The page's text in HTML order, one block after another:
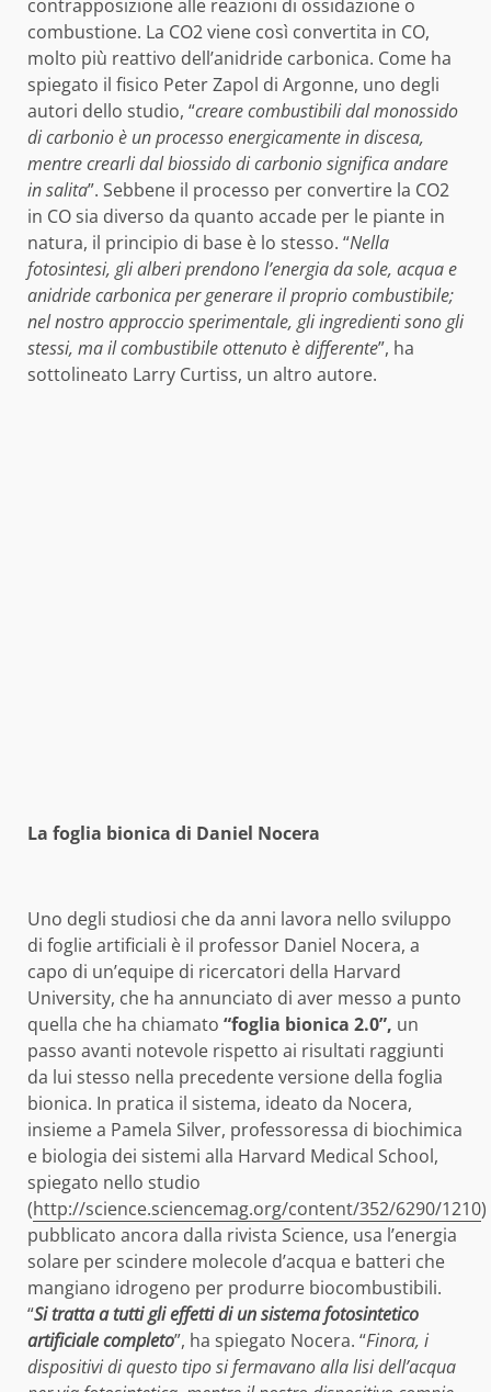
contrapposizione alle reazioni di ossidazione o
combustione. La CO2 viene così convertita in CO,
molto più reattivo dell’anidride carbonica. Come ha
spiegato il fisico Peter Zapol di Argonne, uno degli
autori dello studio, “creare combustibili dal monossido
di carbonio è un processo energicamente in discesa,
mentre crearli dal biossido di carbonio significa andare
in salita”. Sebbene il processo per convertire la CO2
in CO sia diverso da quanto accade per le piante in
natura, il principio di base è lo stesso. “Nella
fotosintesi, gli alberi prendono l’energia da sole, acqua e
anidride carbonica per generare il proprio combustibile;
nel nostro approccio sperimentale, gli ingredienti sono gli
stessi, ma il combustibile ottenuto è differente”, ha
sottolineato Larry Curtiss, un altro autore.
La foglia bionica di Daniel Nocera
Uno degli studiosi che da anni lavora nello sviluppo
di foglie artificiali è il professor Daniel Nocera, a
capo di un’equipe di ricercatori della Harvard
University, che ha annunciato di aver messo a punto
quella che ha chiamato “foglia bionica 2.0”, un
passo avanti notevole rispetto ai risultati raggiunti
da lui stesso nella precedente versione della foglia
bionica. In pratica il sistema, ideato da Nocera,
insieme a Pamela Silver, professoressa di biochimica
e biologia dei sistemi alla Harvard Medical School,
spiegato nello studio
(http://science.sciencemag.org/content/352/6290/1210)
pubblicato ancora dalla rivista Science, usa l’energia
solare per scindere molecole d’acqua e batteri che
mangiano idrogeno per produrre biocombustibili.
“Si tratta a tutti gli effetti di un sistema fotosintetico
artificiale completo”, ha spiegato Nocera. “Finora, i
dispositivi di questo tipo si fermavano alla lisi dell’acqua